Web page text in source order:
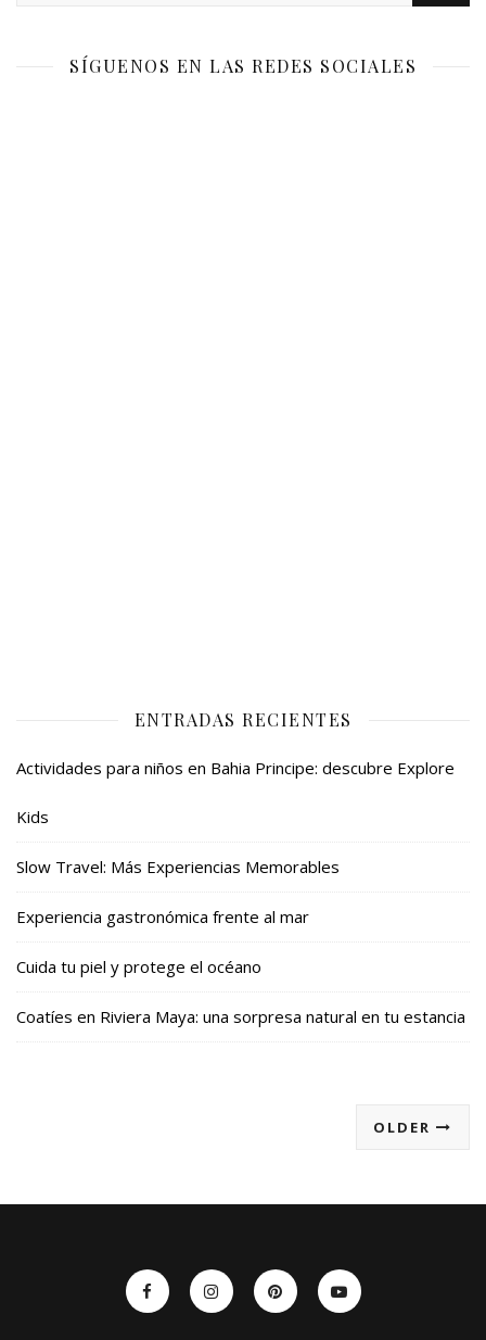
SÍGUENOS EN LAS REDES SOCIALES
ENTRADAS RECIENTES
Actividades para niños en Bahia Principe: descubre Explore
Kids
Slow Travel: Más Experiencias Memorables
Experiencia gastronómica frente al mar
Cuida tu piel y protege el océano
Coatíes en Riviera Maya: una sorpresa natural en tu estancia
OLDER